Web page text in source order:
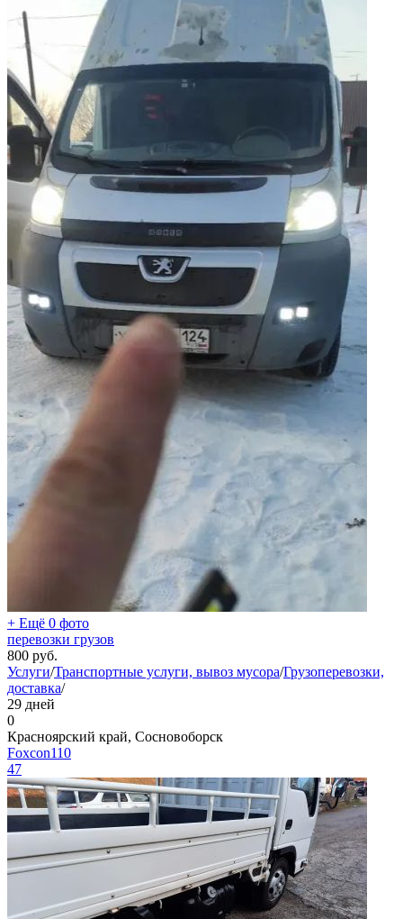
+ Ещё 0 фото
перевозки грузов
800 руб.
Услуги/Транспортные услуги, вывоз мусора/Грузоперевозки,
доставка/
29 дней
0
Красноярский край, Сосновоборск
Foxcon110
47